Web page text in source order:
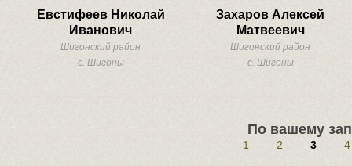
Евстифеев Николай
Иванович
Шигонский район
с. Шигоны
Захаров Алексей
Матвеевич
Шигонский район
с. Шигоны
По вашему
1 2 3 4